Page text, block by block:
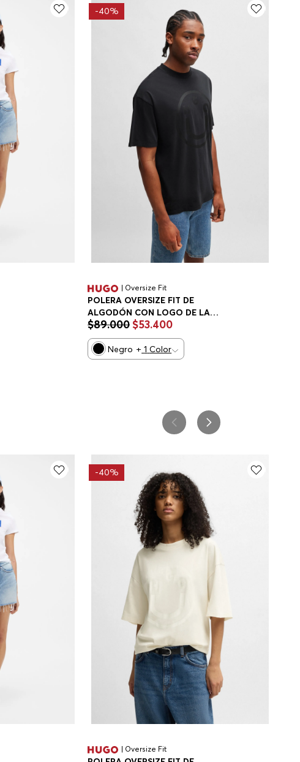
-40%
| Oversize Fit
POLERA OVERSIZE FIT DE
ALGODÓN CON LOGO DE LA
NUEVA TEMPORADA PLAYERA
OVERSIZE FIT MUJER
$89.000 $53.400
Negro + 1 Color
-40%
| Oversize Fit